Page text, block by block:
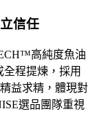
信任
高純度魚油
全程提煉，採用
益求精，體現對
選品團隊重視